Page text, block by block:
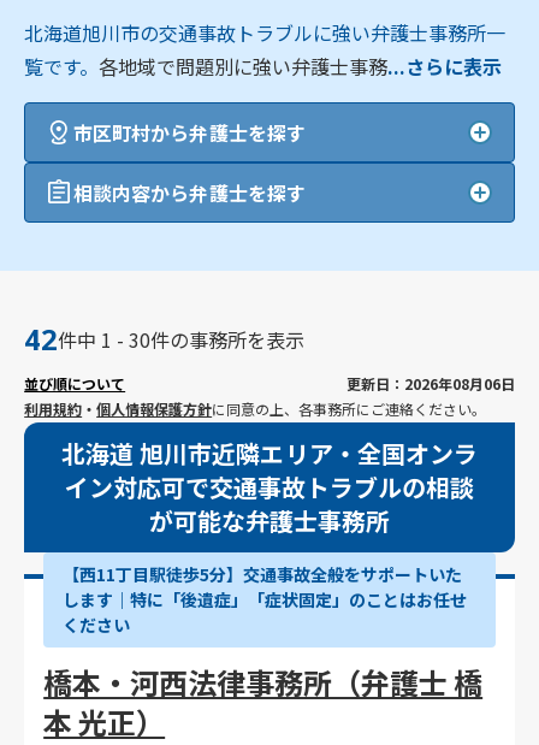
北海道旭川市の交通事故トラブルに強い弁護士事務所一
覧です。各地域で問題別に強い弁護士事務...さらに表示
市区町村から弁護士を探す
相談内容から弁護士を探す
42件中 1 - 30件の事務所を表示
並び順について
更新日：2026年08月06日
利用規約 ・個人情報保護方針に同意の上、各事務所にご連絡ください。
北海道 旭川市近隣エリア・全国オンラ
イン対応可で交通事故トラブルの相談
が可能な弁護士事務所
【西11丁目駅徒歩5分】交通事故全般をサポートいた
します｜特に「後遺症」「症状固定」のことはお任せ
ください
橋本・河西法律事務所（弁護士 橋
本 光正）